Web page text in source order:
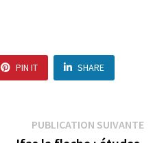
PIN IT SHARE
PUBLICATION SUIVANTE